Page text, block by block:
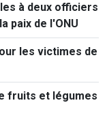
à deux officiers
paix de l'ONU
les victimes de
fruits et légumes